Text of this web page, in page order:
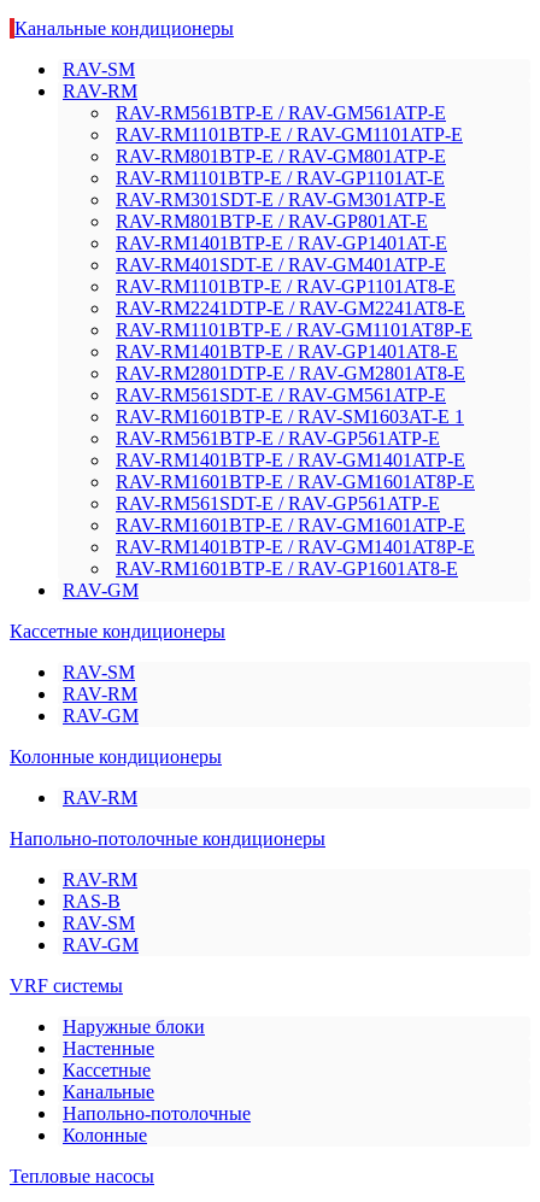
Канальные кондиционеры
RAV-SM
RAV-RM
RAV-RM561BTP-E / RAV-GM561ATP-E
RAV-RM1101BTP-E / RAV-GM1101ATP-E
RAV-RM801BTP-E / RAV-GM801ATP-E
RAV-RM1101BTP-E / RAV-GP1101AT-E
RAV-RM301SDT-E / RAV-GM301ATP-E
RAV-RM801BTP-E / RAV-GP801AT-E
RAV-RM1401BTP-E / RAV-GP1401AT-E
RAV-RM401SDT-E / RAV-GM401ATP-E
RAV-RM1101BTP-E / RAV-GP1101AT8-E
RAV-RM2241DTP-E / RAV-GM2241AT8-E
RAV-RM1101BTP-E / RAV-GM1101AT8P-E
RAV-RM1401BTP-E / RAV-GP1401AT8-E
RAV-RM2801DTP-E / RAV-GM2801AT8-E
RAV-RM561SDT-E / RAV-GM561ATP-E
RAV-RM1601BTP-E / RAV-SM1603AT-E 1
RAV-RM561BTP-E / RAV-GP561ATP-E
RAV-RM1401BTP-E / RAV-GM1401ATP-E
RAV-RM1601BTP-E / RAV-GM1601AT8P-E
RAV-RM561SDT-E / RAV-GP561ATP-E
RAV-RM1601BTP-E / RAV-GM1601ATP-E
RAV-RM1401BTP-E / RAV-GM1401AT8P-E
RAV-RM1601BTP-E / RAV-GP1601AT8-E
RAV-GM
Кассетные кондиционеры
RAV-SM
RAV-RM
RAV-GM
Колонные кондиционеры
RAV-RM
Напольно-потолочные кондиционеры
RAV-RM
RAS-B
RAV-SM
RAV-GM
VRF системы
Наружные блоки
Настенные
Кассетные
Канальные
Напольно-потолочные
Колонные
Тепловые насосы